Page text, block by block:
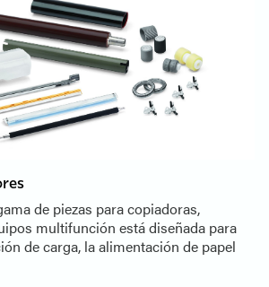
de piezas para copiadoras,
multifunción está diseñada para
de carga, la alimentación de papel